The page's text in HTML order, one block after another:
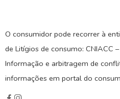
O consumidor pode recorrer à
de Litígios de consumo: CNIACC
Informação e arbitragem de
informações em portal do